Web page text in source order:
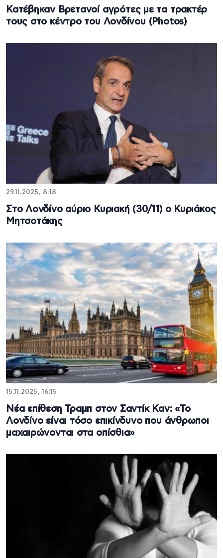
Κατέβηκαν Βρετανοί αγρότες με τα τρακτέρ
τους στο κέντρο του Λονδίνου (Photos)
29.11.2025, 8:18
Στο Λονδίνο αύριο Κυριακή (30/11) ο Κυριάκος
Μητσοτάκης
15.11.2025, 16:15
Νέα επίθεση Τραμπ στον Σαντίκ Καν: «Το
Λονδίνο είναι τόσο επικίνδυνο που άνθρωποι
μαχαιρώνονται στα οπίσθια»